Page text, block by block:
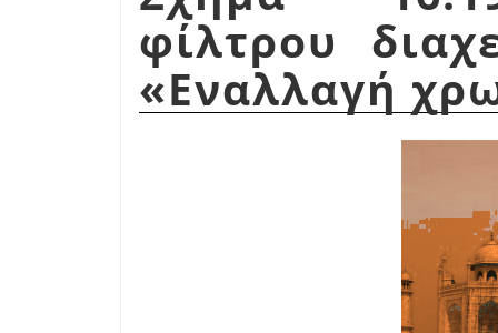
φίλτρου
«Εναλλαγή